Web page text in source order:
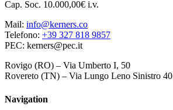
Cap. Soc. 10.000,00€ i.v.
Mail: info@kerners.co
Telefono: +39 327 818 9857
PEC: kerners@pec.it
Rovigo (RO) – Via Umberto I, 50
Rovereto (TN) – Via Lungo Leno Sinistro 40
Navigation